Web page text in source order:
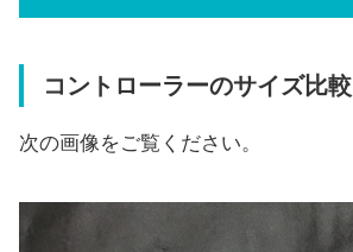
コントローラーのサイズ比較
次の画像をご覧ください。